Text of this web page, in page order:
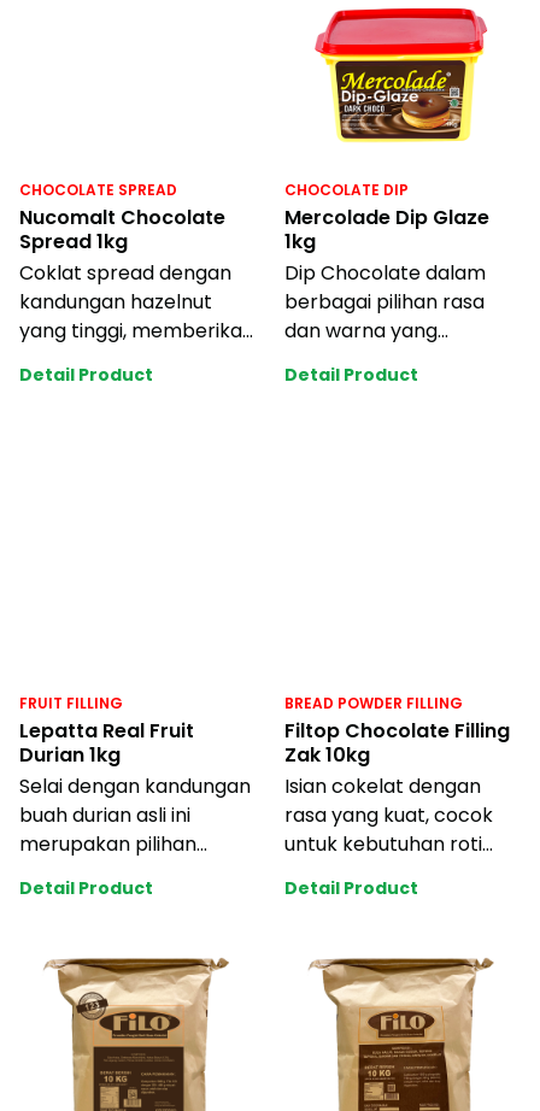
CHOCOLATE SPREAD
Nucomalt Chocolate
Spread 1kg
Coklat spread dengan
kandungan hazelnut
yang tinggi, memberikan
yang kaya dan au
Detail Product
CHOCOLATE DIP
Mercolade Dip Glaze
1kg
Dip Chocolate dalam
berbagai pilihan rasa
dan warna yang
memiliki varian rasa
Detail Product
FRUIT FILLING
Lepatta Real Fruit
Durian 1kg
Selai dengan kandungan
buah durian asli ini
merupakan pilihan
durian. Mudah di
Detail Product
BREAD POWDER FILLING
Filtop Chocolate Filling
Zak 10kg
Isian cokelat dengan
rasa yang kuat, cocok
untuk kebutuhan roti
harga yang terj
Detail Product